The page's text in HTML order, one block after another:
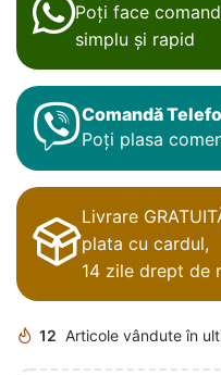
Poți face
simplu și rapid
Comandă
Poți plasa
Livrare
plata cu cardul,
14 zile drept de
12 Articole vândute în